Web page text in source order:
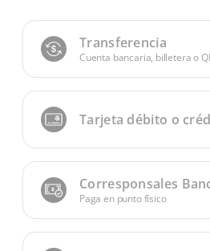
Transferencia
Cuenta bancaria, billetera o
Tarjeta débito o
Corresponsales
Paga en punto físico